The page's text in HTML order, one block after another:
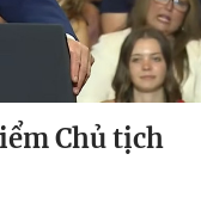
Chủ tịch